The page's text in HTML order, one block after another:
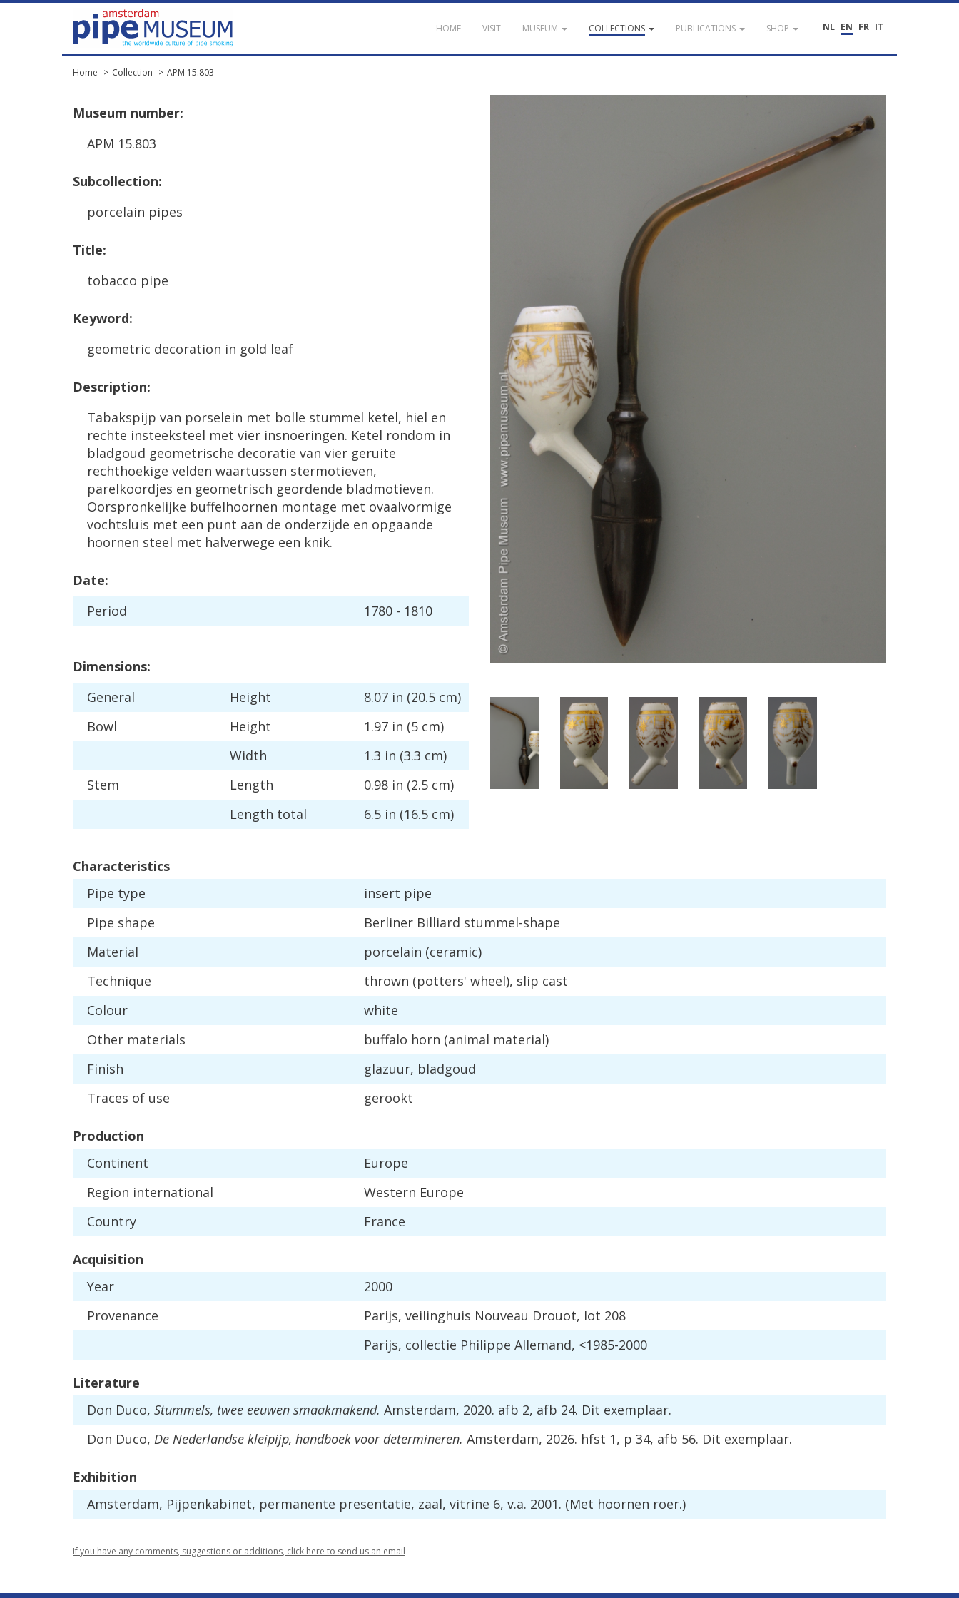
NL EN FR IT
HOME VISIT MUSEUM COLLECTIONS PUBLICATIONS SHOP
Home Collection APM 15.803
Museum number:
APM 15.803
Subcollection:
porcelain pipes
Title:
tobacco pipe
Keyword:
geometric decoration in gold leaf
Description:
Tabakspijp van porselein met bolle stummel ketel, hiel en
rechte insteeksteel met vier insnoeringen. Ketel rondom in
bladgoud geometrische decoratie van vier geruite
rechthoekige velden waartussen stermotieven,
parelkoordjes en geometrisch geordende bladmotieven.
Oorspronkelijke buffelhoornen montage met ovaalvormige
vochtsluis met een punt aan de onderzijde en opgaande
hoornen steel met halverwege een knik.
Date:
Period
1780 - 1810
Dimensions:
General
Height 8.07 in (20.5 cm)
Bowl
Height 1.97 in (5 cm)
Width
1.3 in (3.3 cm)
Stem
Length 0.98 in (2.5 cm)
Length total 6.5 in (16.5 cm)
Characteristics
Pipe type insert pipe
Pipe shape Berliner Billiard stummel-shape
Material
porcelain (ceramic)
Technique
thrown (potters' wheel), slip cast
Colour
white
Other materials buffalo horn (animal material)
Finish
glazuur, bladgoud
Traces of use gerookt
Production
Continent
Europe
Region international Western Europe
Country
France
Acquisition
Year
2000
Provenance
Parijs, veilinghuis Nouveau Drouot, lot 208
Parijs, collectie Philippe Allemand, <1985-2000
Literature
Don Duco, Stummels, twee eeuwen smaakmakend. Amsterdam, 2020. afb 2, afb 24. Dit exemplaar.
Don Duco, De Nederlandse kleipijp, handboek voor determineren. Amsterdam, 2026. hfst 1, p 34, afb 56. Dit exemplaar.
Exhibition
Amsterdam, Pijpenkabinet, permanente presentatie, zaal, vitrine 6, v.a. 2001. (Met hoornen roer.)
Ifyou have any comments, suggestions or additions, click here to send us an email